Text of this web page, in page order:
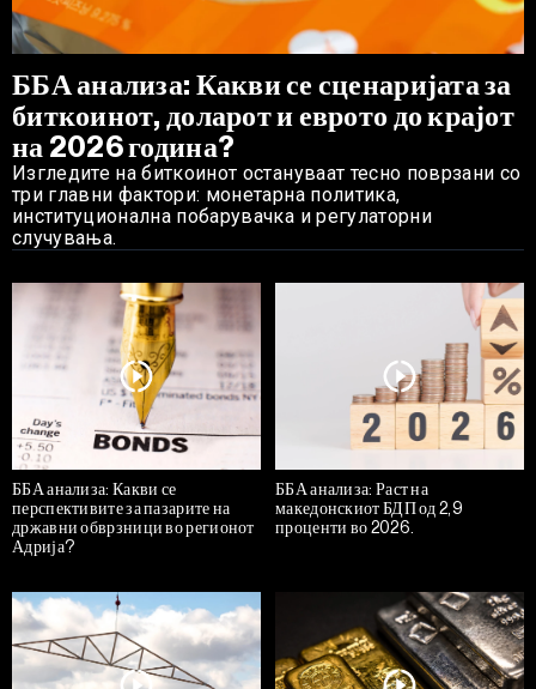
ББА анализа: Какви се сценаријата за
биткоинот, доларот и еврото до крајот
на 2026 година?
Изгледите на биткоинот остануваат тесно поврзани со
три главни фактори: монетарна политика,
институционална побарувачка и регулаторни
случувања.
ББА анализа: Какви се
перспективите за пазарите на
државни обврзници во регионот
Адрија?
ББА анализа: Раст на
македонскиот БДП од 2,9
проценти во 2026.